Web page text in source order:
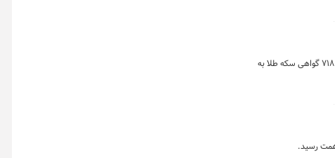
در معاملات روز گذشته در بازار گواهی‌ سپرده مبتنی بر طلا ۳۱۱ هزار و ۷۲۱ گواهی معادل ۳۱ کیلوگرم شمش طلا به ارزش ۲۶۷ میلیارد تومان و هزار و ۷۱۸ گواهی سکه طلا به